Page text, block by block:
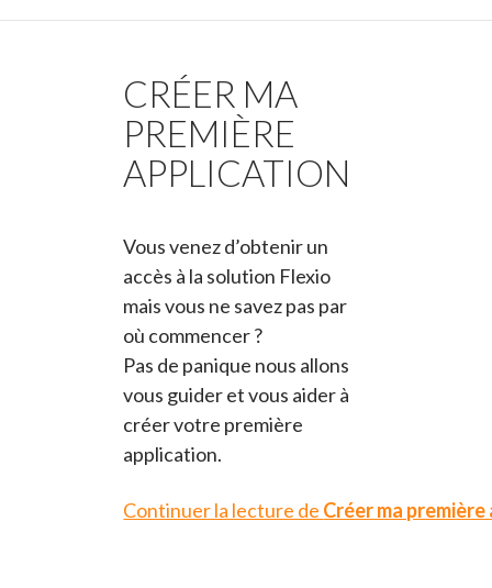
CRÉER MA
PREMIÈRE
APPLICATION
Vous venez d’obtenir un
accès à la solution Flexio
mais vous ne savez pas par
où commencer ?
Pas de panique nous allons
vous guider et vous aider à
créer votre première
application.
Continuer la lecture de Créer ma